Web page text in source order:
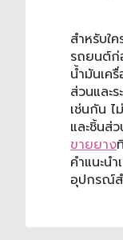
สำหรับใ
รถยนต์ก่
น้ำมันเค
ส่วนและ
เช่นกัน
และชิ้นส่
ขายยาง
คำแนะน
อุปกรณ์ส